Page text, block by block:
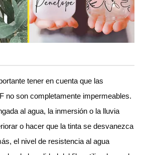
tener en cuenta que las
no son completamente impermeables.
al agua, la inmersión o la lluvia
o hacer que la tinta se desvanezca
el nivel de resistencia al agua